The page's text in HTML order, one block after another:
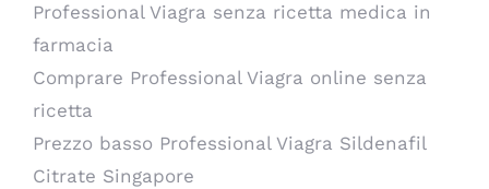
Professional Viagra senza ricetta medica in
farmacia
Comprare Professional Viagra online senza
ricetta
Prezzo basso Professional Viagra Sildenafil
Citrate Singapore